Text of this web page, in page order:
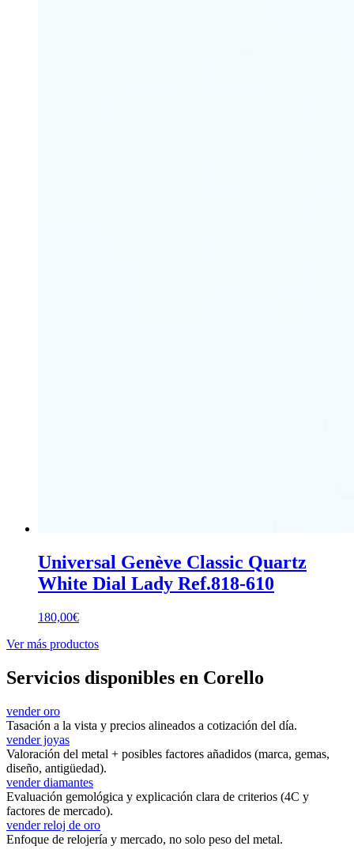
Universal Genève Classic Quartz
White Dial Lady Ref.818-610
180,00€
Ver más productos
Servicios disponibles en Corello
vender oro
Tasación a la vista y precios alineados a cotización del día.
vender joyas
Valoración del metal + posibles factores añadidos (marca, gemas,
diseño, antigüedad).
vender diamantes
Evaluación gemológica y explicación clara de criterios (4C y
factores de mercado).
vender reloj de oro
Enfoque de relojería y mercado, no solo peso del metal.